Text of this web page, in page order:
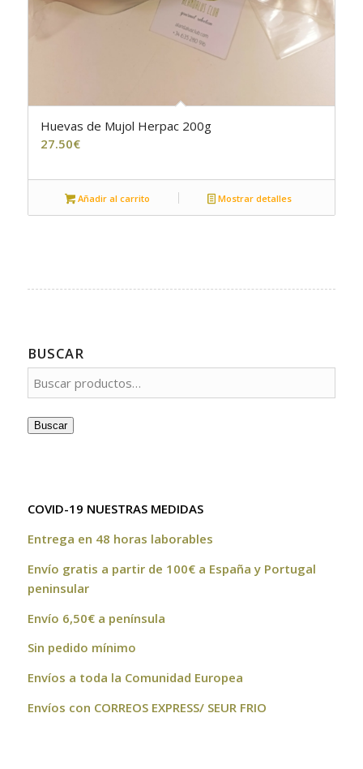
Huevas de Mujol Herpac 200g
27.50€
Añadir al carrito Mostrar detalles
BUSCAR
Buscar
COVID-19 NUESTRAS MEDIDAS
Entrega en 48 horas laborables
Envío gratis a partir de 100€ a España y Portugal
peninsular
Envío 6,50€ a península
Sin pedido mínimo
Envíos a toda la Comunidad Europea
Envíos con CORREOS EXPRESS/ SEUR FRIO